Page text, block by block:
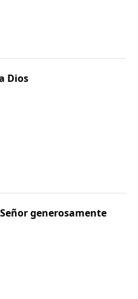
Dios
generosamente